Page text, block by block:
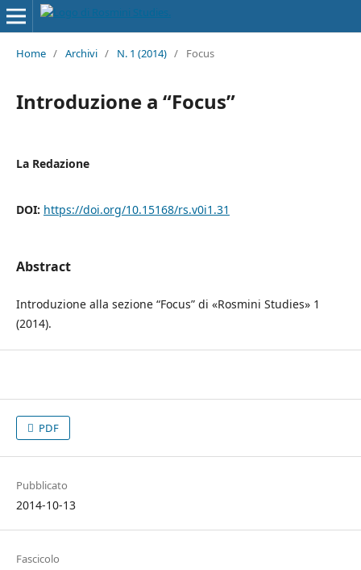
Home / Archivi / N. 1 (2014) / Focus
Introduzione a “Focus”
La Redazione
DOI: https://doi.org/10.15168/rs.v0i1.31
Abstract
Introduzione alla sezione “Focus” di «Rosmini Studies» 1
(2014).
PDF
Pubblicato
2014-10-13
Fascicolo